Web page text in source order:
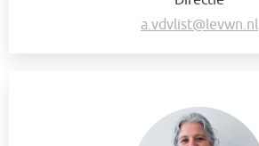
a.vdvlist@levwn.nl